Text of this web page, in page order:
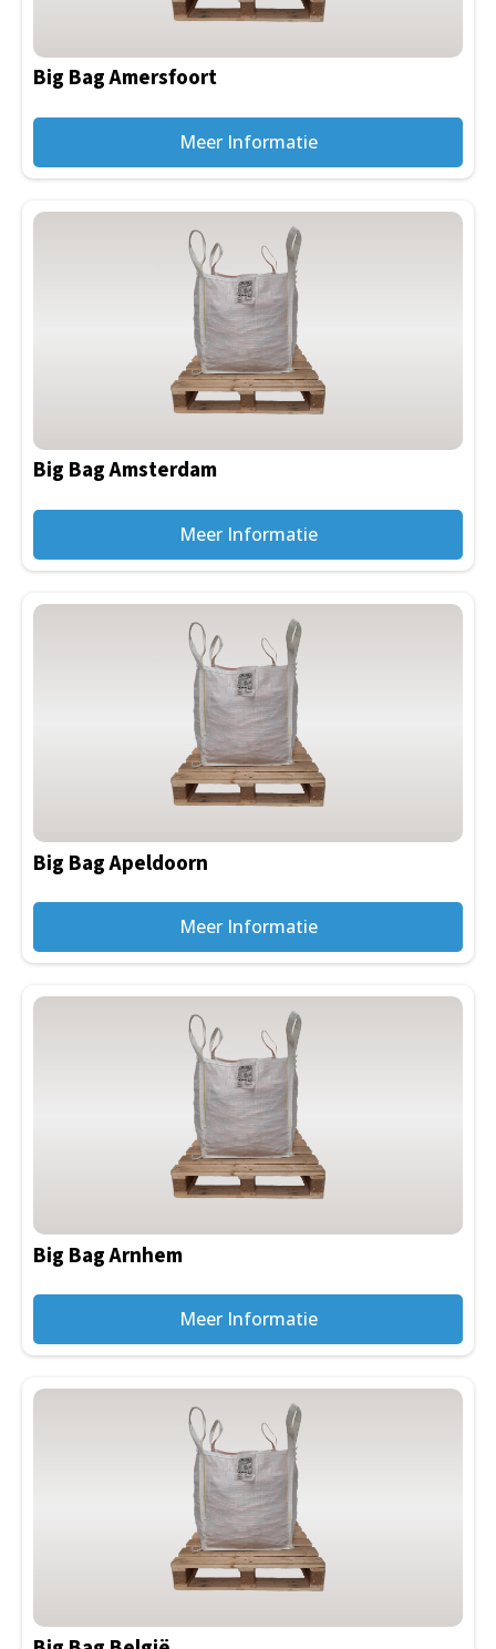
Big Bag Amersfoort
Meer Informatie
Big Bag Amsterdam
Meer Informatie
Big Bag Apeldoorn
Meer Informatie
Big Bag Arnhem
Meer Informatie